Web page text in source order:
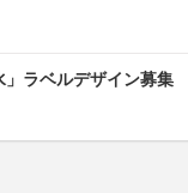
ラベルデザイン募集